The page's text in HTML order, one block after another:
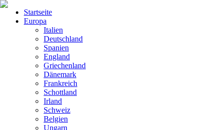
Startseite
Europa
Italien
Deutschland
Spanien
England
Griechenland
Dänemark
Frankreich
Schottland
Irland
Schweiz
Belgien
Ungarn